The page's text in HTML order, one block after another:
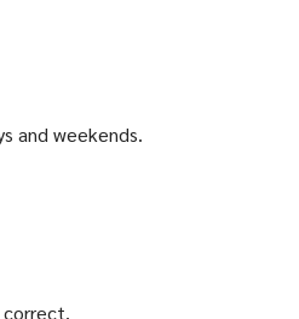
and weekends.
correct.